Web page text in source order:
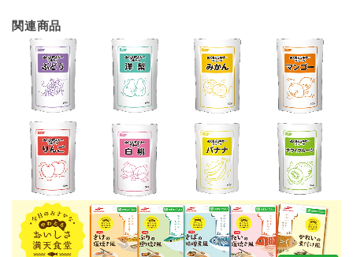
関連商品